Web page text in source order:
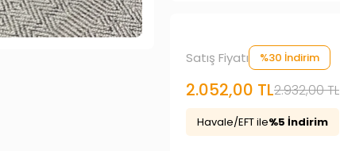
Satış Fiyatı %30 İndirim
2.052,00 TL2.932,00 TL
Havale/EFT ile%5 İndirim